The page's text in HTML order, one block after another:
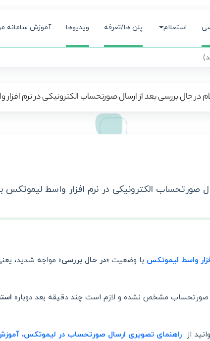
استعلام پلن ها/تعرفه ویدیوها آموزش سامانه
در حال بررسی بعد از ارسال صورتحساب الکترونیکی در نرم
صورتحساب الکترونیکی در نرم افزار واسط
واسط لیموتکس با وضعیت «در حال بررسی» مواجه شدید،
صورتحساب مشخص نشده و لازم است چند دقیقه بعد دوباره
از راهنمای تصویری ارسال صورتحساب در لیموتکس،